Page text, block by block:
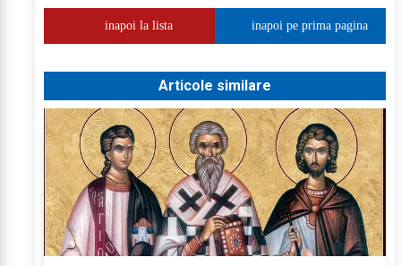
inapoi la lista inapoi pe prima pagina
Articole similare